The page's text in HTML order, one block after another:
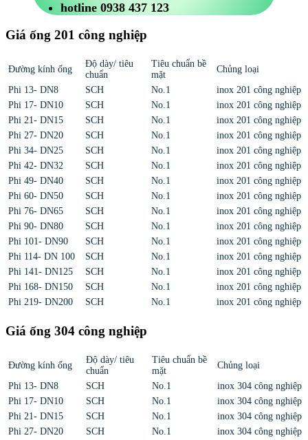
hotline 0938 437 123
Giá ống 201 công nghiệp
Đường kính ống
Độ dày/ tiêu
chuẩn
Tiêu chuẩn bề
mặt
Chủng loại
Phi 13- DN8
SCH No.1
inox 201 công nghiệp
Phi 17- DN10
SCH No.1
inox 201 công nghiệp
Phi 21- DN15
SCH No.1
inox 201 công nghiệp
Phi 27- DN20
SCH No.1
inox 201 công nghiệp
Phi 34- DN25
SCH No.1
inox 201 công nghiệp
Phi 42- DN32
SCH No.1
inox 201 công nghiệp
Phi 49- DN40
SCH No.1
inox 201 công nghiệp
Phi 60- DN50
SCH No.1
inox 201 công nghiệp
Phi 76- DN65
SCH No.1
inox 201 công nghiệp
Phi 90- DN80
SCH No.1
inox 201 công nghiệp
Phi 101- DN90
SCH No.1
inox 201 công nghiệp
Phi 114- DN 100
SCH No.1
inox 201 công nghiệp
Phi 141- DN125
SCH No.1
inox 201 công nghiệp
Phi 168- DN150
SCH No.1
inox 201 công nghiệp
Phi 219- DN200
SCH No.1 inox 201 công nghiệp
Giá ống 304 công nghiệp
Đường kính ống
Độ dày/ tiêu
chuẩn
Tiêu chuẩn bề
mặt
Chủng loại
Phi 13- DN8
SCH No.1
inox 304 công nghiệp
Phi 17- DN10
SCH No.1
inox 304 công nghiệp
Phi 21- DN15
SCH No.1
inox 304 công nghiệp
Phi 27- DN20
SCH No.1
inox 304 công nghiệp